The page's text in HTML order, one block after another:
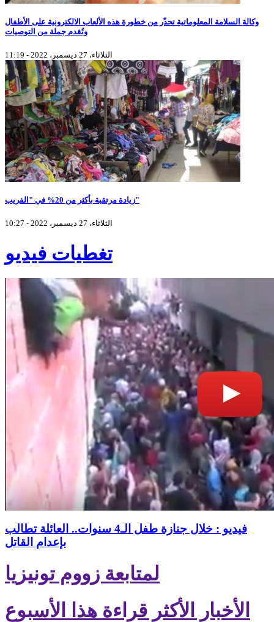
وكالة السلامة المعلوماتية تحذّر من خطورة هذه الألعاب الالكترونية على الأطفال
وتُقدم جملة من التوصيات
الثلاثاء، 27 ديسمبر، 2022 - 11:19
زيادة مرتقبة بأكثر من 20% في "الفريب"
الثلاثاء، 27 ديسمبر، 2022 - 10:27
تغطيات فيديو
فيديو : خلال جنازة طفل الـ4 سنوات.. العائلة تطالب
بإعدام القاتل
لمتابعة زووم تونيزيا
الأخبار الأكثر قراءة هذا الأسبوع